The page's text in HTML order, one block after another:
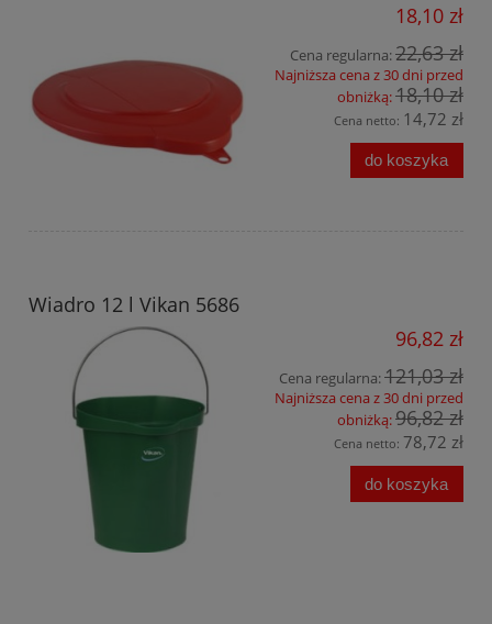
18,10 zł
Cena regularna:22,63 zł
Najniższa cena z 30 dni przed
obniżką:18,10 zł
Cena netto: 14,72 zł
do koszyka
Wiadro 12 l Vikan 5686
96,82 zł
Cena regularna:121,03 zł
Najniższa cena z 30 dni przed
obniżką:96,82 zł
Cena netto: 78,72 zł
do koszyka